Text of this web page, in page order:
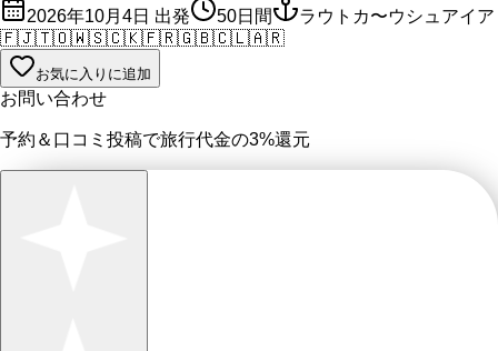
2026年10月4日 出発 50日間
ラウトカ〜ウシュアイア
🇫🇯🇹🇴🇼🇸🇨🇰🇫🇷🇬🇧🇨🇱🇦🇷
お気に入りに追加
お問い合わせ
予約＆口コミ投稿で旅行代金の3%還元